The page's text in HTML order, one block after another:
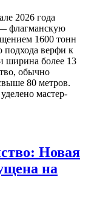
2026 года
флагманскую
1600 тонн
подхода верфи к
ширина более 13
обычно
80 метров.
мастер-
Новая
на